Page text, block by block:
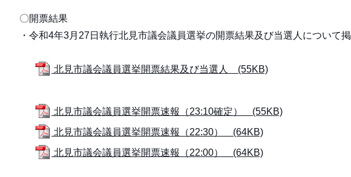
〇開票結果
・令和4年3月27日執行北見市議会議員選挙の開票結果及び当選人について掲
北見市議会議員選挙開票結果及び当選人 (55KB)
北見市議会議員選挙開票速報（23:10確定） (55KB)
北見市議会議員選挙開票速報（22:30） (64KB)
北見市議会議員選挙開票速報（22:00） (64KB)